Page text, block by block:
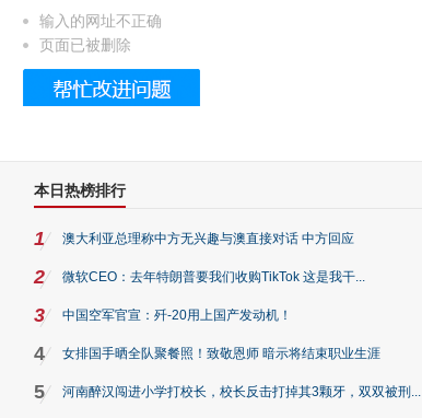
的它到底有多美？
输入的网址不正确
页面已被删除
本日热榜排行
1 澳大利亚总理称中方无兴趣与澳直接对话 中方回应
2 微软CEO：去年特朗普要我们收购TikTok 这是我干...
3 中国空军官宣：歼-20用上国产发动机！
4 女排国手晒全队聚餐照！致敬恩师 暗示将结束职业生涯
5 河南醉汉闯进小学打校长，校长反击打掉其3颗牙，双双被刑...